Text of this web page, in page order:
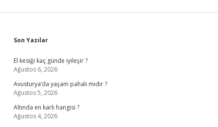
Sidebar
Son Yazılar
El kesiği kaç günde iyileşir ?
Ağustos 6, 2026
Avusturya’da yaşam pahalı mıdır ?
Ağustos 5, 2026
Altında en karlı hangisi ?
Ağustos 4, 2026